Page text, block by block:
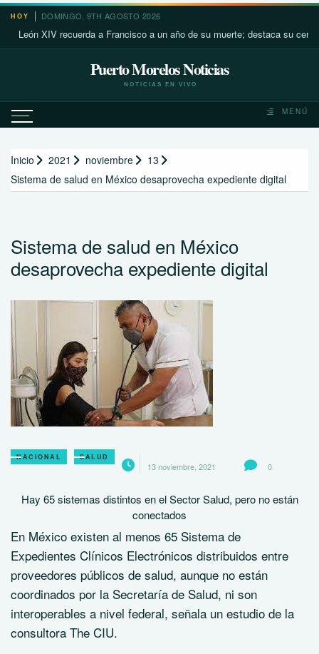
Saltar
contenido
HOY DOMINGO, 9TH AGOSTO 2026
XIV recuerda a Francisco a un año de su muerte; destaca su cercanía
Puerto Morelos Noticias
NOTICIAS EN VIVO
MENÚ
Inicio 2021 noviembre
13
Sistema de salud en México desaprovecha expediente digital
Sistema de salud en México
desaprovecha expediente digital
NACIONAL SALUD
13 noviembre, 2021 0
Hay 65 sistemas distintos en el Sector Salud, pero no están
conectados
En México existen al menos 65 Sistema de
Expedientes Clínicos Electrónicos distribuidos entre
proveedores públicos de salud, aunque no están
coordinados por la Secretaría de Salud, ni son
interoperables a nivel federal, señala un estudio de la
consultora The CIU.